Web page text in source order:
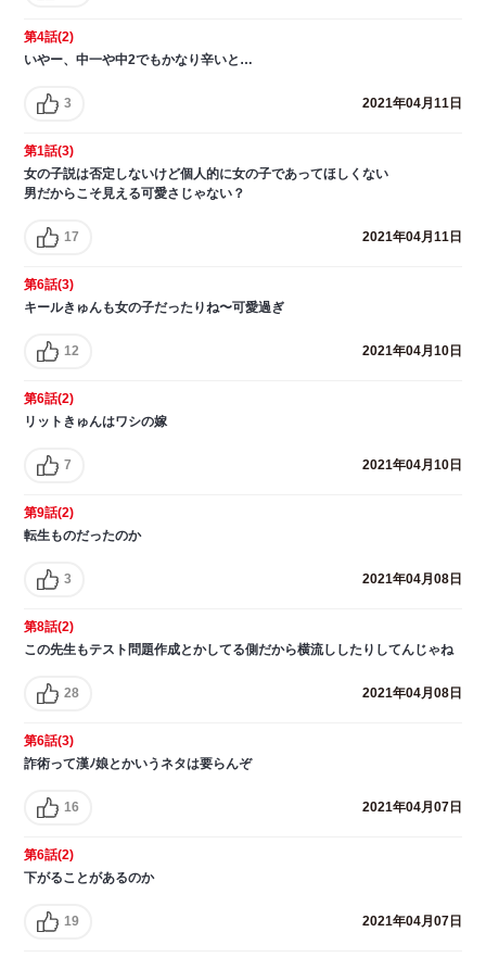
第4話(2)
いやー、中一や中2でもかなり辛いと…
3 2021年04月11日
第1話(3)
女の子説は否定しないけど個人的に女の子であってほしくない
男だからこそ見える可愛さじゃない？
17 2021年04月11日
第6話(3)
キールきゅんも女の子だったりね〜可愛過ぎ
12 2021年04月10日
第6話(2)
リットきゅんはワシの嫁
7 2021年04月10日
第9話(2)
転生ものだったのか
3 2021年04月08日
第8話(2)
この先生もテスト問題作成とかしてる側だから横流ししたりしてんじゃね
28 2021年04月08日
第6話(3)
詐術って漢ﾉ娘とかいうネタは要らんぞ
16 2021年04月07日
第6話(2)
下がることがあるのか
19 2021年04月07日